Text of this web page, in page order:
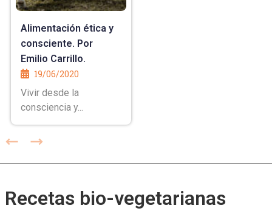
Alimentación ética y
consciente. Por
Emilio Carrillo.
19/06/2020
Vivir desde la
consciencia y...
Recetas bio-vegetarianas